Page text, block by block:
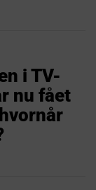
i TV-
nu fået